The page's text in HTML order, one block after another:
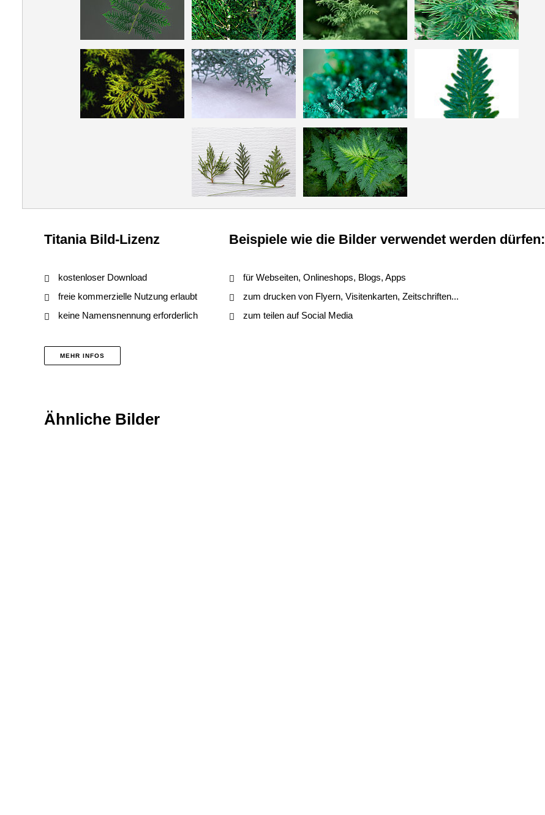
Titania Bild-Lizenz
kostenloser Download
freie kommerzielle Nutzung erlaubt
keine Namensnennung erforderlich
MEHR INFOS
Beispiele wie die Bilder verwendet werden dürfen:
für Webseiten, Onlineshops, Blogs, Apps
zum drucken von Flyern, Visitenkarten, Zeitschriften...
zum teilen auf Social Media
Ähnliche Bilder